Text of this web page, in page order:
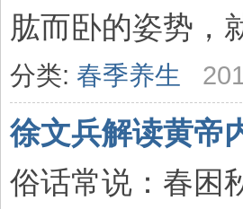
肱而卧的姿势，
分类: 春季养生
徐文兵解读黄帝
俗话常说：春困